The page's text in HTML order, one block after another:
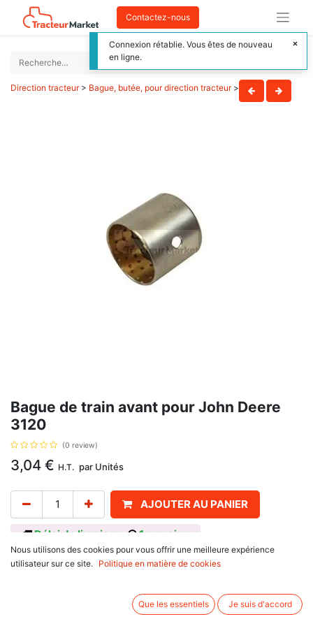
Contactez-nous
Direction tracteur> Bague, butée, pour direction tracteur>
Bague de train avant pour John Deere
3120
(0 review)
3,04 € H.T. par Unités
AJOUTER AU PANIER
Délai de livraison : 1 semaine
Pour John Deere : 1640, F, 1840, 2030, 2040, S, 2130, 2140, 2450, F,
Nous utilisons des cookies pour vous offrir une meilleure expérience
utilisateur sur ce site.
Politique en matière de cookies
Que les essentiels Je suis d'accord
Connexion rétablie. Vous êtes de nouveau
en ligne.